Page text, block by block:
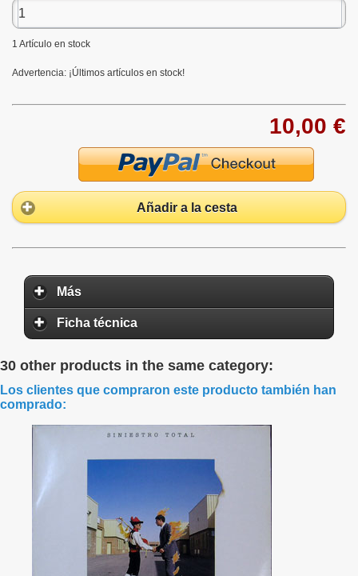
1 Artículo en stock
Advertencia: ¡Últimos artículos en stock!
10,00 €
Añadir a la cesta
Más
Ficha técnica
30 other products in the same category:
Los clientes que compraron este producto también han
comprado: